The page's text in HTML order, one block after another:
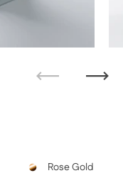
Rose Gold